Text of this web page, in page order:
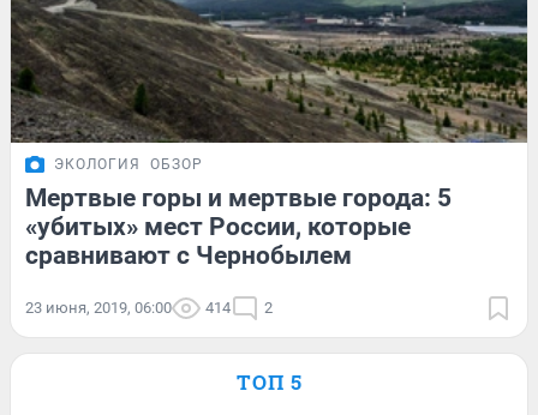
ЭКОЛОГИЯ ОБЗОР
Мертвые горы и мертвые города: 5
«убитых» мест России, которые
сравнивают с Чернобылем
23 июня, 2019, 06:00 414 2
ТОП 5